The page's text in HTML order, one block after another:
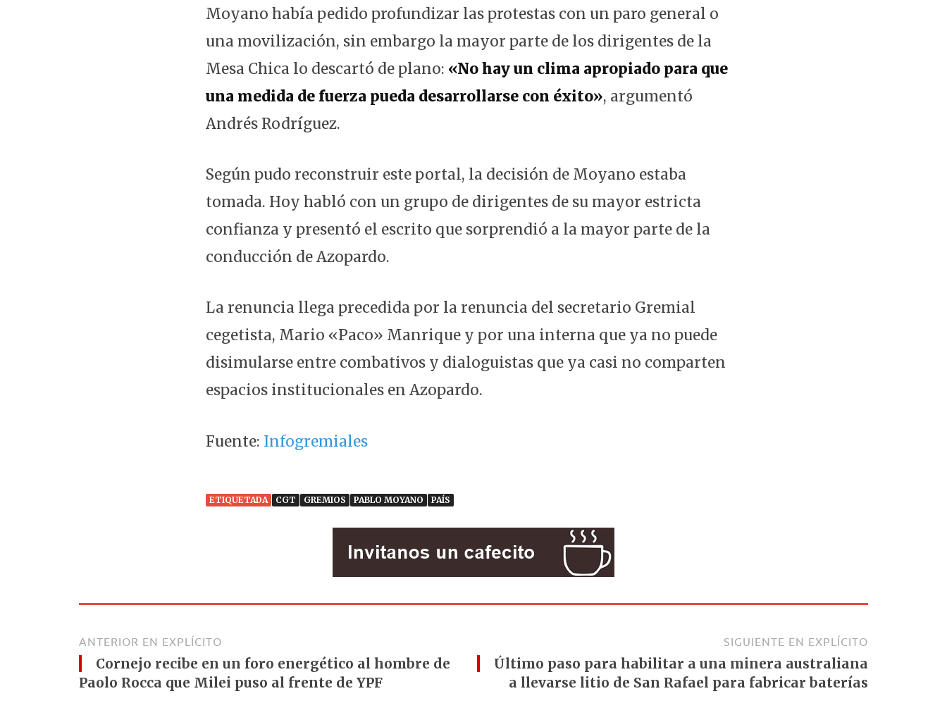
Moyano había pedido profundizar las protestas con un paro general o
una movilización, sin embargo la mayor parte de los dirigentes de la
Mesa Chica lo descartó de plano: «No hay un clima apropiado para que
una medida de fuerza pueda desarrollarse con éxito», argumentó
Andrés Rodríguez.
Según pudo reconstruir este portal, la decisión de Moyano estaba
tomada. Hoy habló con un grupo de dirigentes de su mayor estricta
confianza y presentó el escrito que sorprendió a la mayor parte de la
conducción de Azopardo.
La renuncia llega precedida por la renuncia del secretario Gremial
cegetista, Mario «Paco» Manrique y por una interna que ya no puede
disimularse entre combativos y dialoguistas que ya casi no comparten
espacios institucionales en Azopardo.
Fuente: Infogremiales
ETIQUETADA CGT GREMIOS PABLO MOYANO PAÍS
ANTERIOR EN EXPLÍCITO
Cornejo recibe en un foro energético al hombre de
Paolo Rocca que Milei puso al frente de YPF
SIGUIENTE EN EXPLÍCITO
Último paso para habilitar a una minera australiana
a llevarse litio de San Rafael para fabricar baterías